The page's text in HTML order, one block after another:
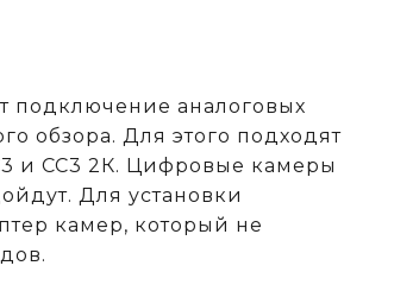
подключение аналоговых
обзора. Для этого подходят
и СС3 2К. Цифровые камеры
Для установки
камер, который не